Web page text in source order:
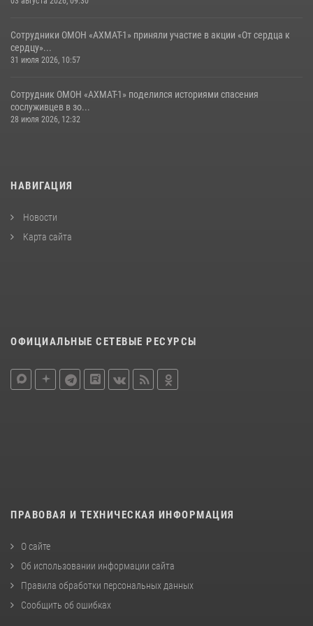
Сотрудники ОМОН «АХМАТ-1» приняли участие в акции «От сердца к
сердцу»...
31 июля 2026, 10:57
Сотрудник ОМОН «АХМАТ-1» поделился историями спасения
сослуживцев в зо...
28 июля 2026, 12:32
НАВИГАЦИЯ
Новости
Карта сайта
ОФИЦИАЛЬНЫЕ СЕТЕВЫЕ РЕСУРСЫ
ПРАВОВАЯ И ТЕХНИЧЕСКАЯ ИНФОРМАЦИЯ
О сайте
Об использовании информации сайта
Правила обработки персональных данных
Сообщить об ошибках